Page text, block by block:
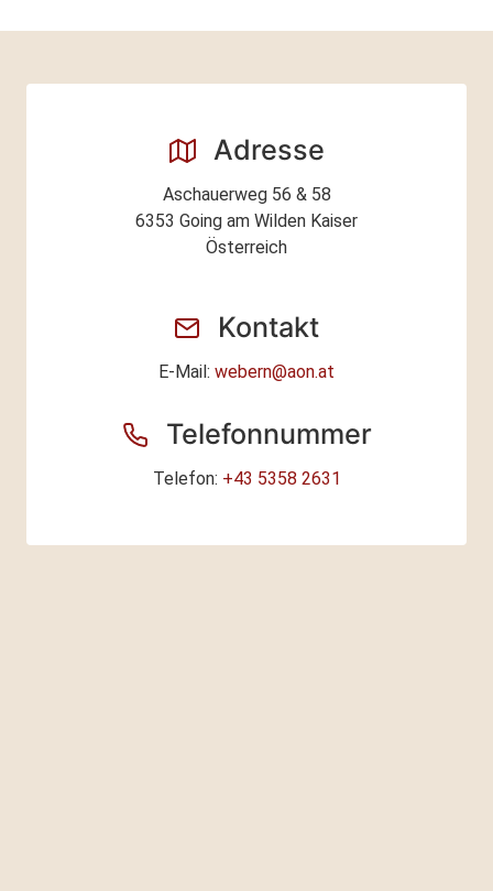
Adresse
Aschauerweg 56 & 58
6353 Going am Wilden Kaiser
Österreich
Kontakt
E-Mail: webern@aon.at
Telefonnummer
Telefon: +43 5358 2631